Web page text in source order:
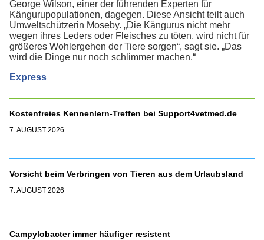
George Wilson, einer der führenden Experten für
Kängurupopulationen, dagegen. Diese Ansicht teilt auch
Umweltschützerin Moseby. „Die Kängurus nicht mehr
wegen ihres Leders oder Fleisches zu töten, wird nicht für
größeres Wohlergehen der Tiere sorgen“, sagt sie. „Das
wird die Dinge nur noch schlimmer machen.“
Express
Kostenfreies Kennenlern-Treffen bei Support4vetmed.de
7. AUGUST 2026
Vorsicht beim Verbringen von Tieren aus dem Urlaubsland
7. AUGUST 2026
Campylobacter immer häufiger resistent